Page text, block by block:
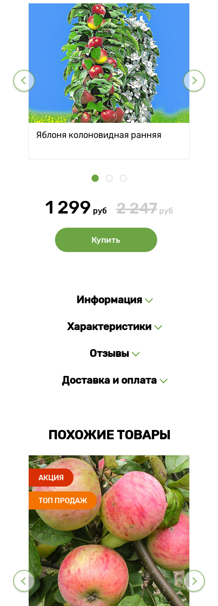
Яблоня колоновидная ранняя
1 299 руб 2 247 руб
Купить
Информация
Характеристики
Отзывы
Доставка и оплата
ПОХОЖИЕ ТОВАРЫ
АКЦИЯ
ТОП ПРОДАЖ